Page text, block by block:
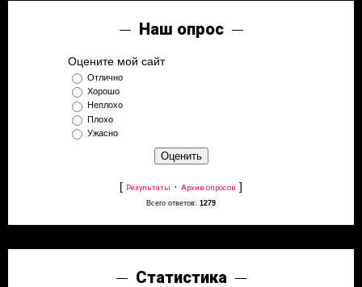
Наш опрос
Оцените мой сайт
Отлично
Хорошо
Неплохо
Плохо
Ужасно
[ Результаты · Архив опросов ]
Всего ответов: 1279
Статистика